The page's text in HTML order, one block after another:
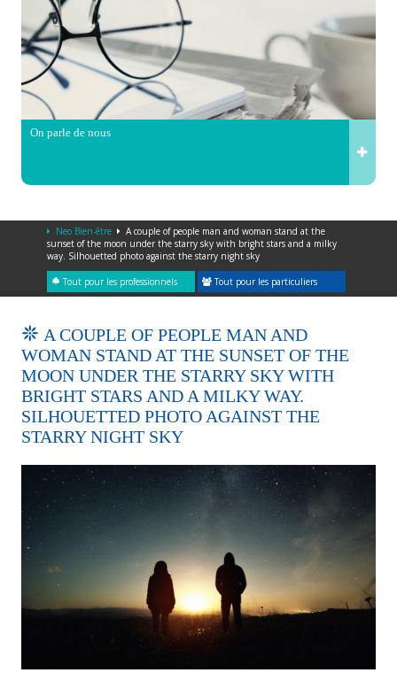
On parle de nous
Neo Bien-être
A couple of people man and woman stand at the
sunset of the moon under the starry sky with bright stars and a milky
way. Silhouetted photo against the starry night sky
Tout pour les professionnels Tout pour les particuliers
A COUPLE OF PEOPLE MAN AND
WOMAN STAND AT THE SUNSET OF THE
MOON UNDER THE STARRY SKY WITH
BRIGHT STARS AND A MILKY WAY.
SILHOUETTED PHOTO AGAINST THE
STARRY NIGHT SKY